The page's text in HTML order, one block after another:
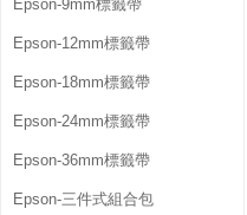
Epson-9mm標籤帶
Epson-12mm標籤帶
Epson-18mm標籤帶
Epson-24mm標籤帶
Epson-36mm標籤帶
Epson-三件式組合包